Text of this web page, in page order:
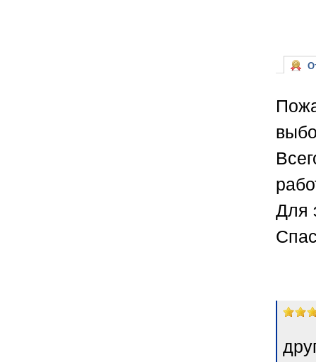
Для